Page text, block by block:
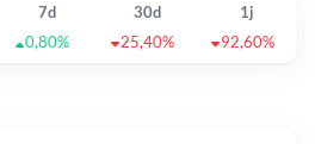
7d 30d
1j
0,80% 25,40% 92,60%